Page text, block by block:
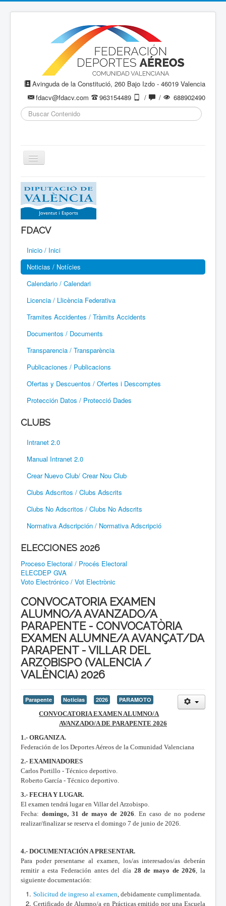
Avinguda de la Constitució, 260 Bajo Izdo - 46019 Valencia
fdacv@fdacv.com
963154489 / /
688902490
Buscar...
Cambiar
navegación
Aeromodelismo / Aeromodelisme
Ala Delta
Paracaidismo / Paracaigudisme
Parapente / Parapent
Ultraligeros / Ultralleugers
Vuelo Con Motor / Vol Amb Motor
FDACV
Inicio / Inici
Noticias / Notícies
Calendario / Calendari
Licencia / Llicència Federativa
Tramites Accidentes / Tràmits Accidents
Documentos / Documents
Transparencia / Transparència
Publicaciones / Publicacions
Ofertas y Descuentos / Ofertes i Descomptes
Protección Datos / Protecció Dades
CLUBS
Intranet 2.0
Manual Intranet 2.0
Crear Nuevo Club/ Crear Nou Club
Clubs Adscritos / Clubs Adscrits
Clubs No Adscritos / Clubs No Adscrits
Normativa Adscripción / Normativa Adscripció
ELECCIONES 2026
Proceso Electoral / Procés Electoral
ELECDEP GVA
Voto Electrónico / Vot Electrònic
CONVOCATORIA EXAMEN
ALUMNO/A AVANZADO/A
PARAPENTE - CONVOCATÒRIA
EXAMEN ALUMNE/A AVANÇAT/DA
PARAPENT - VILLAR DEL
ARZOBISPO (VALENCIA /
VALÈNCIA) 2026
Parapente Noticias 2026
PARAMOTO
CONVOCATORIA EXAMEN ALUMNO/A
AVANZADO/A DE PARAPENTE 2026
1.- ORGANIZA.
Federación de los Deportes Aéreos de la Comunidad Valenciana
2.- EXAMINADORES
Carlos Portillo - Técnico deportivo.
Roberto García - Técnico deportivo.
3.- FECHA Y LUGAR.
El examen tendrá lugar en Villar del Arzobispo.
Fecha: domingo, 31 de mayo de 2026 . En caso de no poderse
realizar/finalizar se reserva el domingo 7 de junio de 2026.
4.- DOCUMENTACIÓN A PRESENTAR.
Para poder presentarse al examen, los/as interesados/as deberán
remitir a esta Federación antes del día 28 de mayo de 2026 , la
siguiente documentación:
Solicitud de ingreso al examen , debidamente cumplimentada.
Certificado de Alumno/a en Prácticas emitido por una Escuela